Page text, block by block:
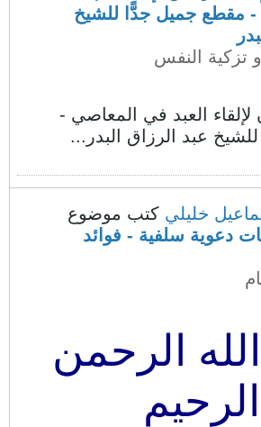
مقطع جميل جدًّا للشيخ
تزكية النفس
العبد في المعاصي -
عبد الرزاق البدر...
خليلي كتب موضوع
دعوية سلفية - فوائد
الرحمن
الرحيم